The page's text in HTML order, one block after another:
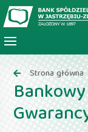
Strona główna